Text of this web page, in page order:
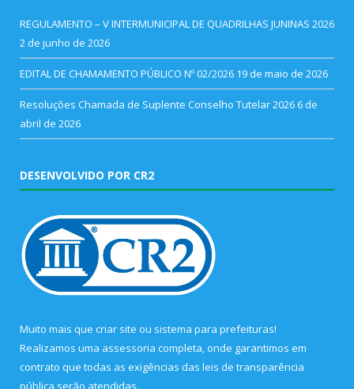
REGULAMENTO – V INTERMUNICIPAL DE QUADRILHAS JUNINAS 2026
2 de junho de 2026
EDITAL DE CHAMAMENTO PÚBLICO Nº 02/2026 19 de maio de 2026
Resoluções Chamada de Suplente Conselho Tutelar 2026 6 de
abril de 2026
DESENVOLVIDO POR CR2
Muito mais que criar site ou sistema para prefeituras!
Realizamos uma assessoria completa, onde garantimos em
contrato que todas as exigências das leis de transparência
pública serão atendidas.